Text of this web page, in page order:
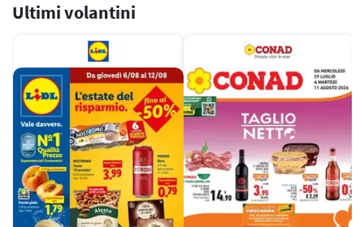
Ultimi volantini